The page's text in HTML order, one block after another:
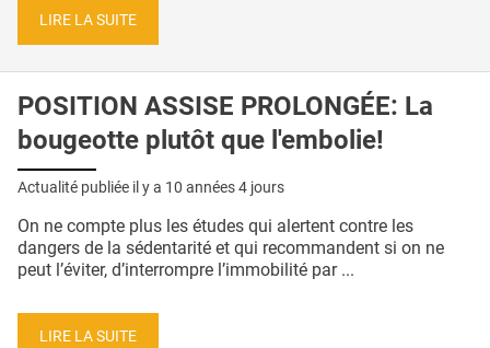
LIRE LA SUITE
POSITION ASSISE PROLONGÉE: La
bougeotte plutôt que l'embolie!
Actualité publiée il y a 10 années 4 jours
On ne compte plus les études qui alertent contre les
dangers de la sédentarité et qui recommandent si on ne
peut l’éviter, d’interrompre l’immobilité par ...
LIRE LA SUITE